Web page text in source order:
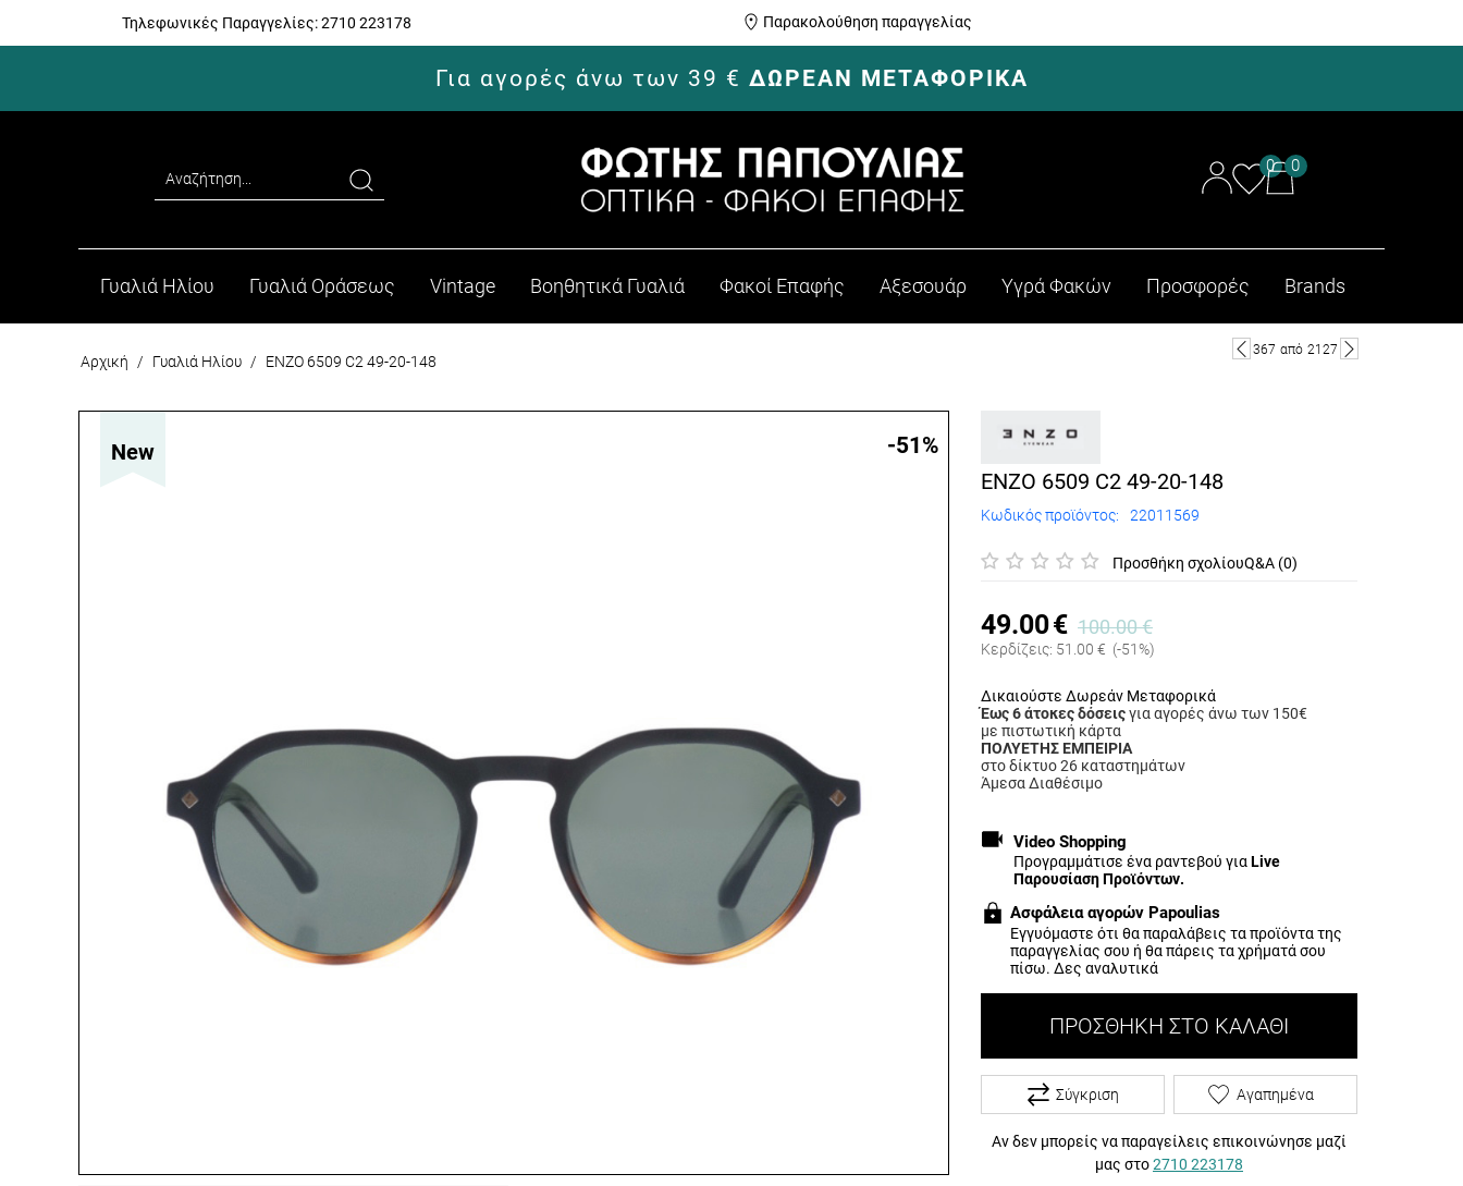
Τηλεφωνικές Παραγγελίες:2710 223178 Παρακολούθηση παραγγελίας
Για αγορές άνω των 39 € ΔΩΡΕΑΝ ΜΕΤΑΦΟΡΙΚΑ
0 0
Γυαλιά Ηλίου Γυαλιά Οράσεως Vintage Βοηθητικά Γυαλιά Φακοί Επαφής Αξεσουάρ Υγρά Φακών Προσφορές Brands
Αρχική / Γυαλιά Ηλίου / ENZO 6509 C2 49-20-148
367 από 2127
-51%
New
ENZO 6509 C2 49-20-148
Κωδικός προϊόντος: 22011569
Προσθήκη σχολίουQ&A (0)
49.00€ 100.00€
Κερδίζεις: 51.00 € (-51%)
Δικαιούστε Δωρεάν Μεταφορικά
Έως 6 άτοκες δόσειςγια αγορές άνω των 150€
με πιστωτική κάρτα
ΠΟΛΥΕΤΗΣ ΕΜΠΕΙΡΙΑ
στο δίκτυο 26 καταστημάτων
Άμεσα Διαθέσιμο
Video Shopping
Προγραμμάτισε ένα ραντεβού γιαLive
Παρουσίαση Προϊόντων.
Ασφάλεια αγορών Papoulias
Εγγυόμαστε ότι θα παραλάβεις τα προϊόντα της
παραγγελίας σου ή θα πάρεις τα χρήματά σου
πίσω. Δες αναλυτικά
ΠΡΟΣΘΉΚΗ ΣΤΟ ΚΑΛΆΘΙ
Σύγκριση Αγαπημένα
Αν δεν μπορείς να παραγείλεις επικοινώνησε μαζί
μας στο2710 223178